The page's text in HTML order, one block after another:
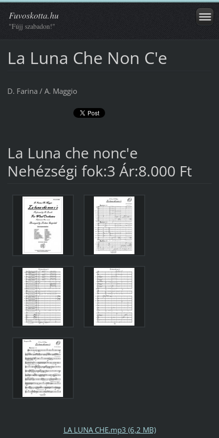
Fuvoskotta.hu
"Fújj szabadon!"
La Luna Che Non C'e
D. Farina / A. Maggio
La Luna che nonc'e
Nehézségi fok:3 Ár:8.000 Ft
LA LUNA CHE.mp3 (6,2 MB)